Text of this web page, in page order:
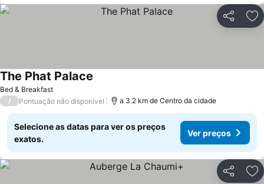
Partilhar
Bed & Breakfast
The Phat Palace
/ Pontuação não disponível a 3.2 km de Centro da cidade
Selecione as datas para ver os preços
exatos.
Ver preços
Partilhar